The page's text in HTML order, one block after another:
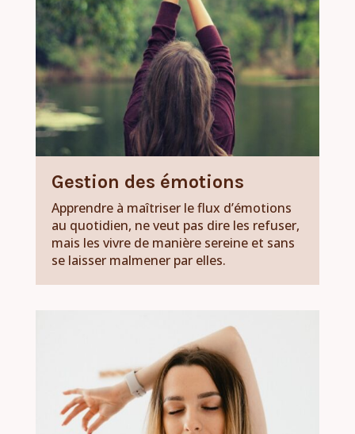
Gestion des émotions
Apprendre à maîtriser le flux d’émotions
au quotidien, ne veut pas dire les refuser,
mais les vivre de manière sereine et sans
se laisser malmener par elles.